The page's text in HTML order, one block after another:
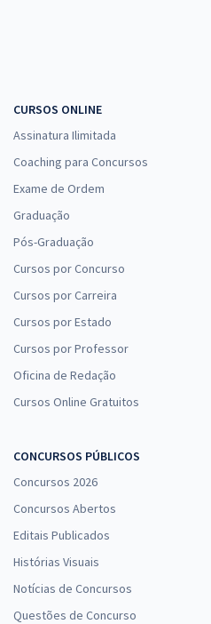
CURSOS ONLINE
Assinatura Ilimitada
Coaching para Concursos
Exame de Ordem
Graduação
Pós-Graduação
Cursos por Concurso
Cursos por Carreira
Cursos por Estado
Cursos por Professor
Oficina de Redação
Cursos Online Gratuitos
CONCURSOS PÚBLICOS
Concursos 2026
Concursos Abertos
Editais Publicados
Histórias Visuais
Notícias de Concursos
Questões de Concurso